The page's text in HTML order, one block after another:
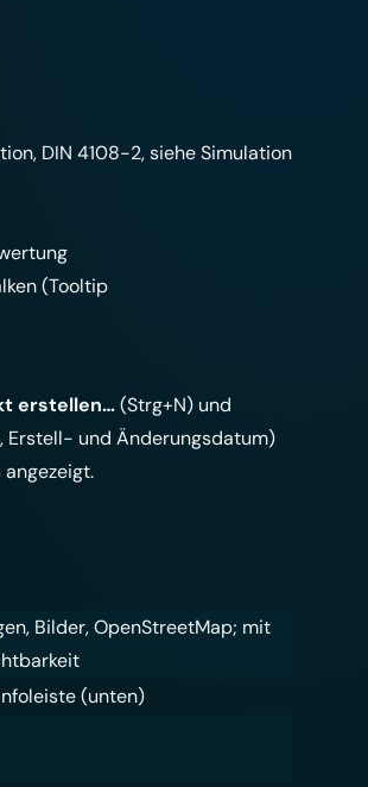
DIN 4108-2, sieheSimulation
(Tooltip
erstellen…(Strg+N) und
Erstell- und Änderungsdatum)
Bilder, OpenStreetMap; mit
(unten)